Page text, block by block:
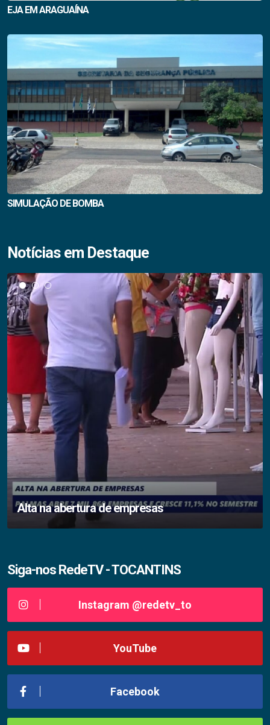
EJA EM ARAGUAÍNA
SIMULAÇÃO DE BOMBA
Notícias em Destaque
Alta na abertura de empresas
Siga-nos RedeTV - TOCANTINS
Instagram @redetv_to
YouTube
Facebook